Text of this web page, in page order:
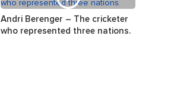
Andri Berenger – The cricketer
who represented three nations.